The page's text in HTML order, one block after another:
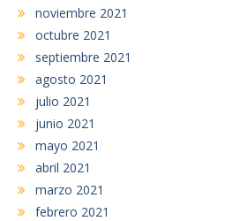
noviembre 2021
octubre 2021
septiembre 2021
agosto 2021
julio 2021
junio 2021
mayo 2021
abril 2021
marzo 2021
febrero 2021